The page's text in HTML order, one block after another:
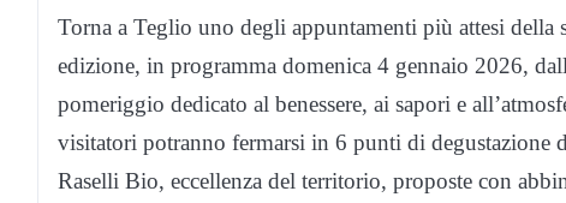
Torna a Teglio uno degli appuntamenti più attesi della
edizione, in programma domenica 4 gennaio 2026,
pomeriggio dedicato al benessere, ai sapori e
visitatori potranno fermarsi in 6 punti di degustazione
Raselli Bio, eccellenza del territorio, proposte con